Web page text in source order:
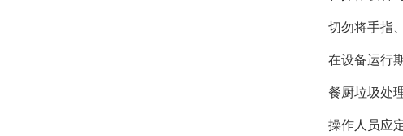
切勿将手指
在设备运行
餐厨垃圾处
操作人员应